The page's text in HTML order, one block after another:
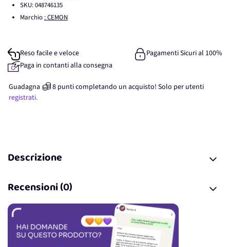
SKU:048746135
Marchio : CEMON
Reso facile e veloce
Pagamenti Sicuri al 100%
Paga in contanti alla consegna
Guadagna 8 punticompletando un acquisto! Solo per utenti
registrati.
Descrizione
Recensioni (0)